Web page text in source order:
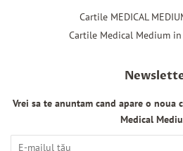
Cartile MEDICAL
Cartile Medical Medium in
Vrei sa te anuntam cand apare o noua
Medical